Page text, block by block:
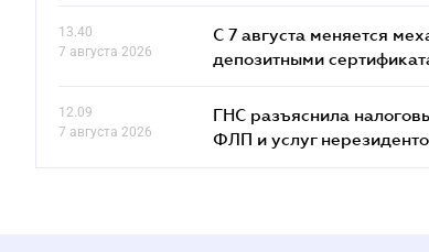
13.40
7 августа 2026
С 7 августа меняется
депозитными
12.09
7 августа 2026
ГНС разъяснила
ФЛП и услуг